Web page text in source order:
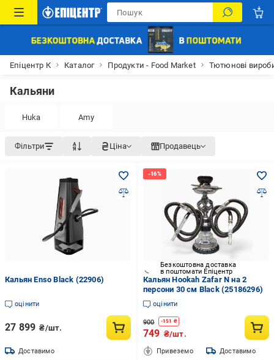
Епіцентр К Каталог Продукти - Food Market Тютюнові
Кальяни
Huka Amy
Фільтри Ціна Продавець
Кальян Enso Black (22906)
оцінити
27 899 ₴/шт.
Доставимо
Безкоштовна доставка
в поштомати Епіцентр
Кальян Hookah Zafar N на 2
персони 30 см Black (25186296)
оцінити
900 -151 ₴
749 ₴/шт.
Привеземо Доставимо